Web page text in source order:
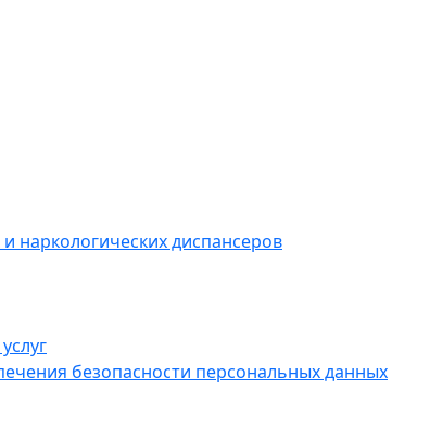
наркологических диспансеров
безопасности персональных данных